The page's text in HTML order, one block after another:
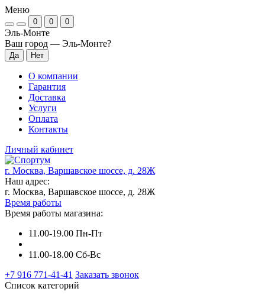
Меню
0 0 0
Эль-Монте
Ваш город — Эль-Монте?
О компании
Гарантия
Доставка
Услуги
Оплата
Контакты
Личный кабинет
г. Москва, Варшавское шоссе, д. 28Ж
Наш адрес:
г. Москва, Варшавское шоссе, д. 28Ж
Время работы
Время работы магазина:
11.00-19.00 Пн-Пт
11.00-18.00 Сб-Вс
+7 916 771-41-41 Заказать звонок
Список категорий